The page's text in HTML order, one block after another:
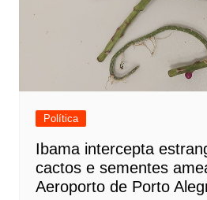
Política
Ibama intercepta
cactos e sementes
Aeroporto de Porto